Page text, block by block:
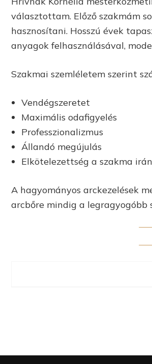
választottam. Előző szakmám
hasznosítani. Hosszú évek
anyagok felhasználásával,
Szakmai szemléletem szerint
Vendégszeretet
Maximális odafigyelés
Professzionalizmus
Állandó megújulás
Elkötelezettség a szakma
A hagyományos arckezelések
arcbőre mindig a legragyogóbb